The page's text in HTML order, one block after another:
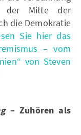
der Mitte der
die Demokratie
Sie hier das
– vom
von Steven
– Zuhören als